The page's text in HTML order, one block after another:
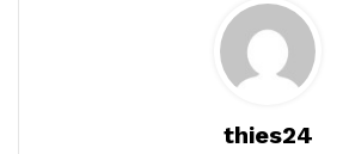
thies24